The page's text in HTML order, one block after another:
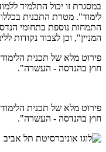
במסגרת זו יכול התלמיד
לימוד". מטרת התכנית
התמחות נוספת בתחומי
המניין", וכן לצבור נקודות
פירוט מלא של תכנית
חוץ בהנדסה - העשרה".
פירוט מלא של תכנית
חוץ בהנדסה - העשרה".